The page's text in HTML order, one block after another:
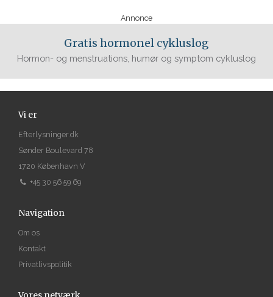
Annonce
Gratis hormonel cykluslog
Hormon- og menstruations, humør og symptom cykluslog
Vi er
Efterlysninger.dk
Sønder Boulevard 78
1720 København V
+45 30 56 59 69
Navigation
Om os
Kontakt
Privatlivspolitik